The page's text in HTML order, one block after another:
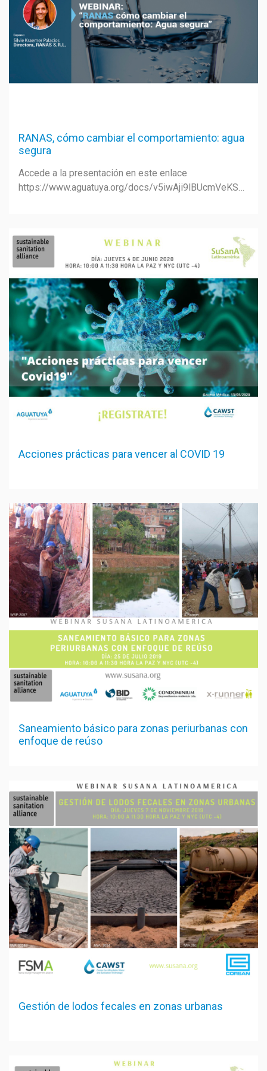
GESTIÓN DE RESIDUOS SÓLIDOS
COMUNICACIÓN Y GESTIÓN DEL CONOCIMIENTO
CONVOCATORIAS
RANAS, cómo cambiar el comportamiento: agua
segura
Accede a la presentación en este enlace
https://www.aguatuya.org/docs/v5iwAji9lBUcmVeKSNLAbYNzAx27NLxT.pdf
Acciones prácticas para vencer al COVID 19
Saneamiento básico para zonas periurbanas con
enfoque de reúso
Gestión de lodos fecales en zonas urbanas